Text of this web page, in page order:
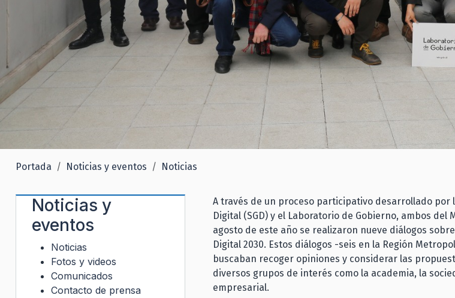
Portada Noticias y eventos Noticias
A través de un proceso participativo desarrollado por
Digital (SGD) y el Laboratorio de Gobierno, ambos del
agosto de este año se realizaron nueve diálogos
Digital 2030. Estos diálogos -seis en la Región
buscaban recoger opiniones y considerar las
diversos grupos de interés como la academia, la
empresarial.
Noticias y
eventos
Noticias
Fotos y videos
Comunicados
Contacto de prensa